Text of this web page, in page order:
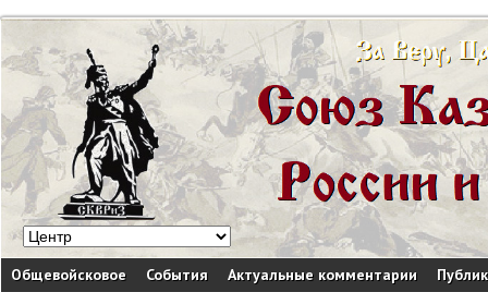
Общевойсковое События Актуальные комментарии